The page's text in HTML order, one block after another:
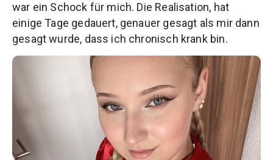
war ein Schock für mich. Die Realisation, hat
einige Tage gedauert, genauer gesagt als mir dann
gesagt wurde, dass ich chronisch krank bin.